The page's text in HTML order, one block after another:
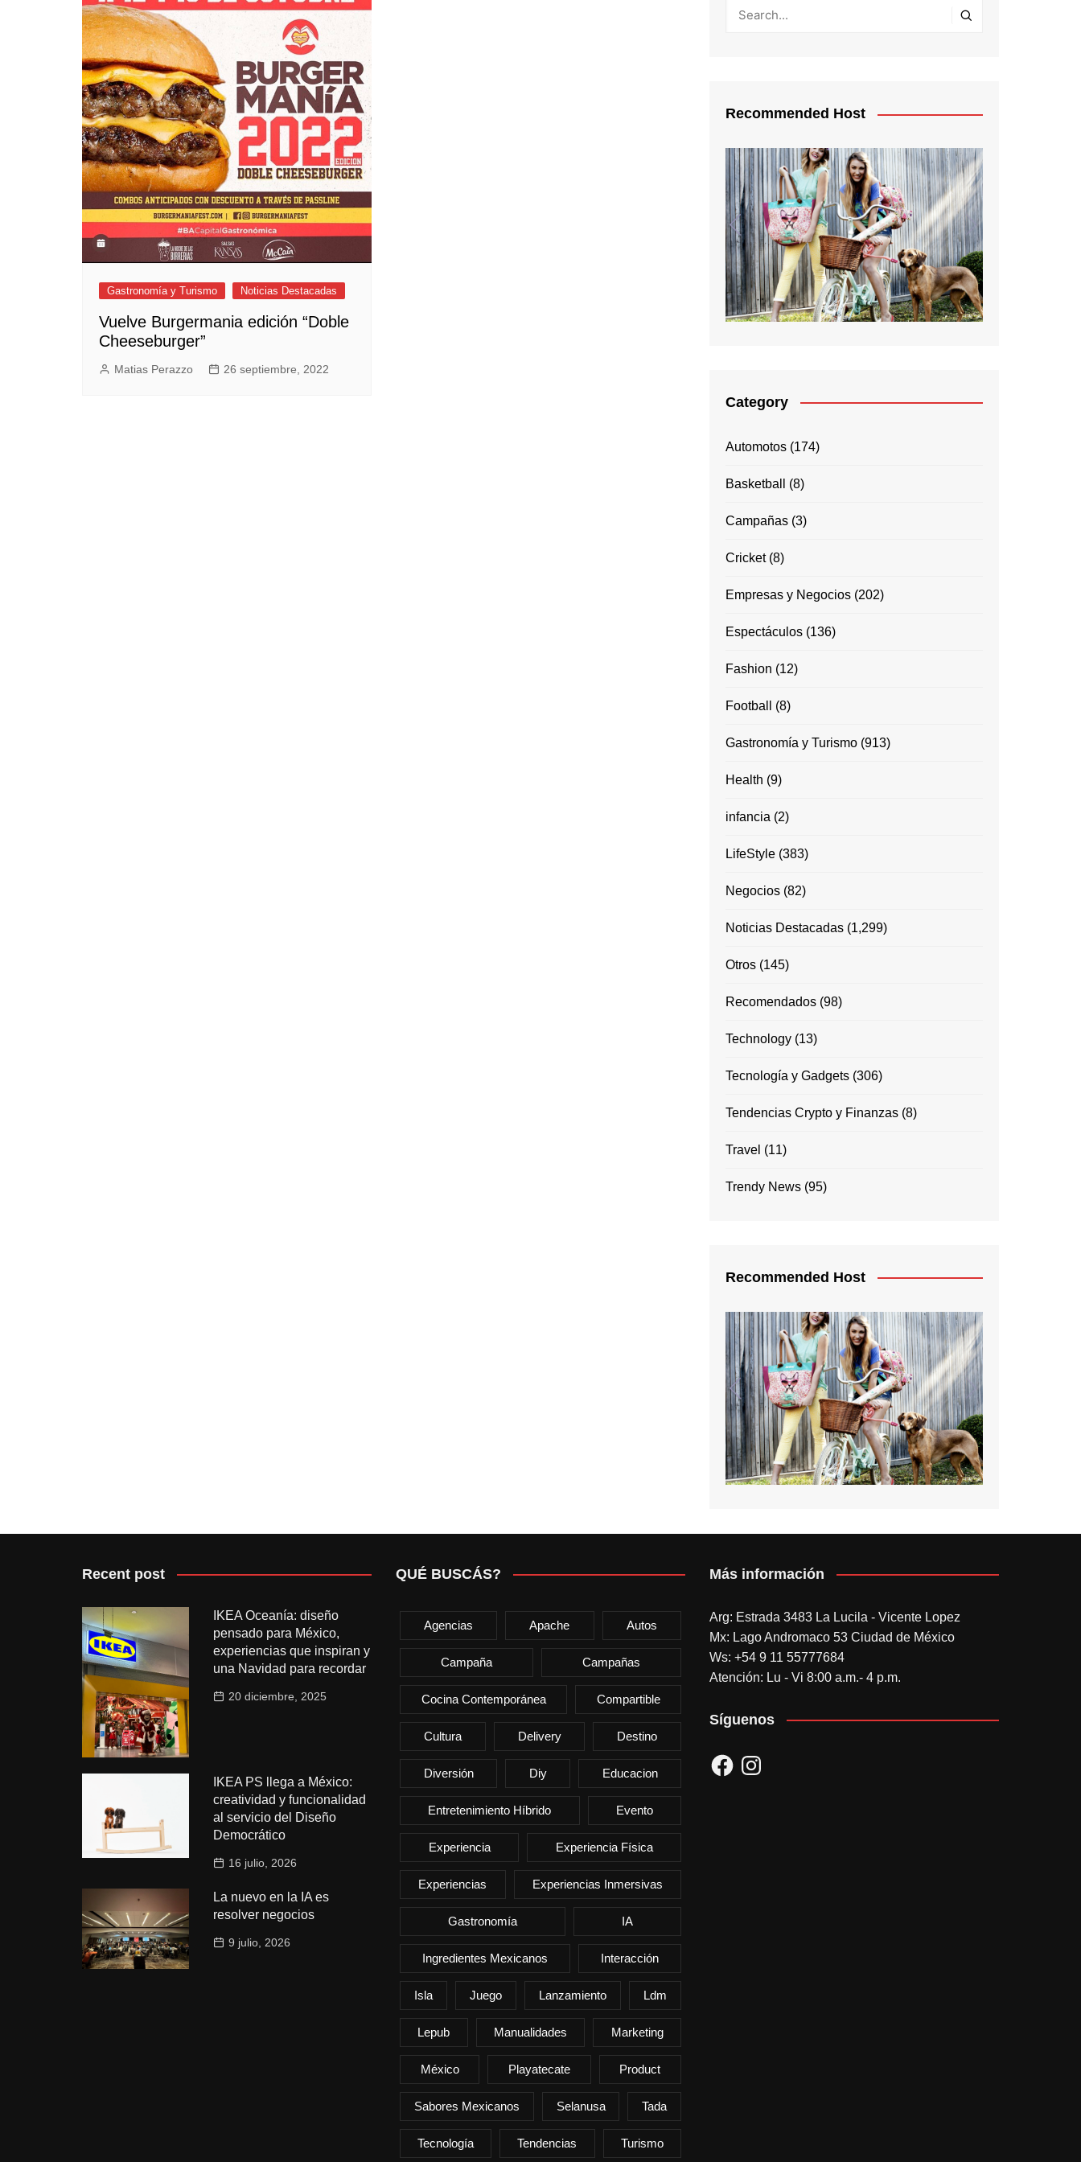
Empresas y Negocios
Automotos
Espectáculos
Trendy News
LifeStyle
Negocios
Gastronomía y Turismo Noticias Destacadas
Vuelve Burgermania edición “Doble
Cheeseburger”
Matias Perazzo 26 septiembre, 2022
Recommended Host
Category
Automotos (174)
Basketball (8)
Campañas (3)
Cricket(8)
Empresas y Negocios (202)
Espectáculos (136)
Fashion (12)
Football (8)
Gastronomía y Turismo (913)
Health (9)
infancia (2)
LifeStyle (383)
Negocios (82)
Noticias Destacadas (1,299)
Otros (145)
Recomendados (98)
Technology (13)
Tecnología y Gadgets (306)
Tendencias Crypto y Finanzas (8)
Travel (11)
Trendy News (95)
Recommended Host
Recent post
IKEA Oceanía: diseño
pensado para México,
experiencias que inspiran y
una Navidad para recordar
20 diciembre, 2025
IKEA PS llega a México:
creatividad y funcionalidad
al servicio del Diseño
Democrático
16 julio, 2026
La nuevo en la IA es
resolver negocios
9 julio, 2026
QUÉ BUSCÁS?
Agencias Apache Autos
Campaña Campañas
Cocina Contemporánea Compartible
Cultura Delivery Destino
Diversión Diy Educacion
Entretenimiento Híbrido Evento
Experiencia Experiencia Física
Experiencias Experiencias Inmersivas
Gastronomía IA
Ingredientes Mexicanos Interacción
Isla Juego Lanzamiento Ldm
Lepub Manualidades Marketing
México Playatecate Product
Sabores Mexicanos Selanusa Tada
Tecnología Tendencias Turismo
Más información
Arg: Estrada 3483 La Lucila - Vicente Lopez
Mx: Lago Andromaco 53 Ciudad de México
Ws: +54 9 11 55777684
Atención: Lu - Vi 8:00 a.m.- 4 p.m.
Síguenos
FacebookInstagram